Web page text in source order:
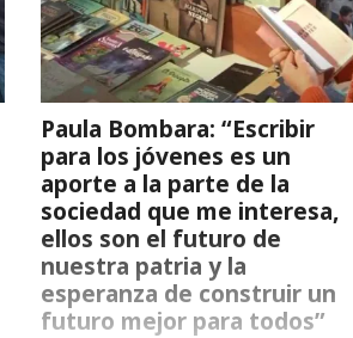
Paula Bombara: “Escribir
para los jóvenes es un
aporte a la parte de la
sociedad que me interesa,
ellos son el futuro de
nuestra patria y la
esperanza de construir un
futuro mejor para todos”